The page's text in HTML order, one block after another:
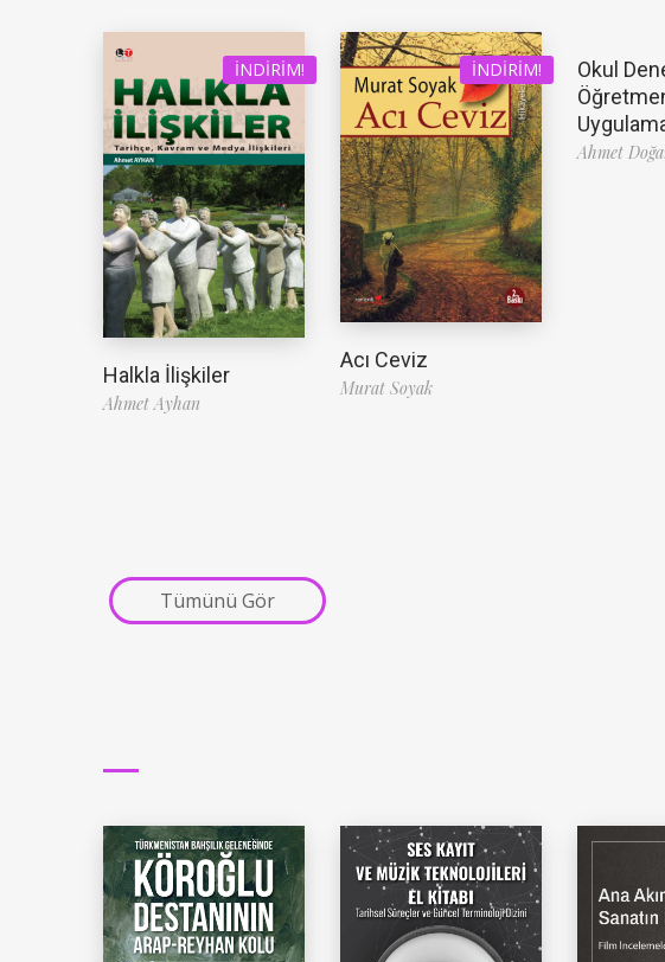
İNDIRIM!
Halkla İlişkiler
Ahmet Ayhan
İNDIRIM!
Acı Ceviz
Murat Soyak
Okul
Ahmet
Tümünü Gör